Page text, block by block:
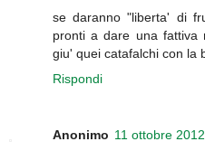
se daranno "liberta' di
pronti a dare una fattiva
giu' quei catafalchi con la
Rispondi
Anonimo 11 ottobre